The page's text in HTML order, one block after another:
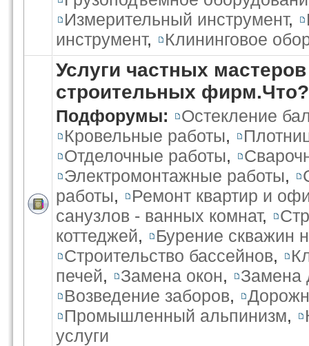
Измерительный инструмент,
инструмент, Клининговое
Услуги частных
строительных
Подфорумы:
Остекление
Кровельные работы,
Отделочные работы,
Электромонтажные работы,
работы,
Ремонт квартир и
санузлов - ванных комнат,
коттеджей,
Бурение скважин
Строительство бассейнов,
печей, Замена окон,
Замена
Возведение заборов,
Промышленный альпинизм,
услуги